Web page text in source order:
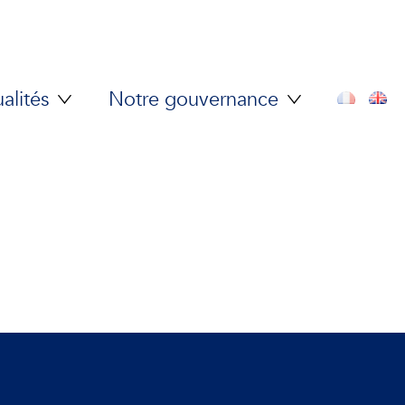
Notre gouvernance